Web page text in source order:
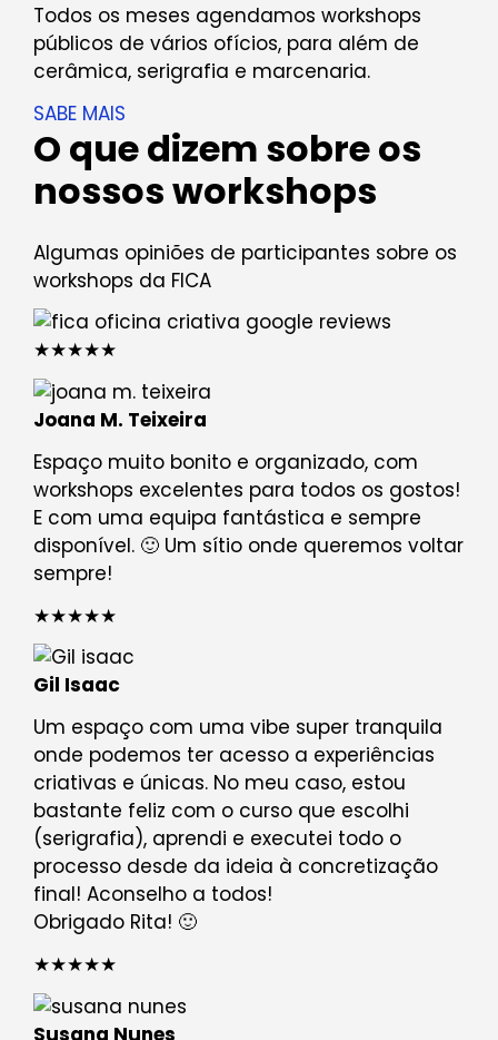
Todos os meses agendamos workshops
públicos de vários ofícios, para além de
cerâmica, serigrafia e marcenaria.
SABE MAIS
O que dizem sobre os
nossos workshops
Algumas opiniões de participantes sobre os
workshops da FICA
★★★★★
Joana M. Teixeira
Espaço muito bonito e organizado, com
workshops excelentes para todos os gostos!
E com uma equipa fantástica e sempre
disponível. 🙂 Um sítio onde queremos voltar
sempre!
★★★★★
Gil Isaac
Um espaço com uma vibe super tranquila
onde podemos ter acesso a experiências
criativas e únicas. No meu caso, estou
bastante feliz com o curso que escolhi
(serigrafia), aprendi e executei todo o
processo desde da ideia à concretização
final! Aconselho a todos!
Obrigado Rita! 🙂
★★★★★
Susana Nunes